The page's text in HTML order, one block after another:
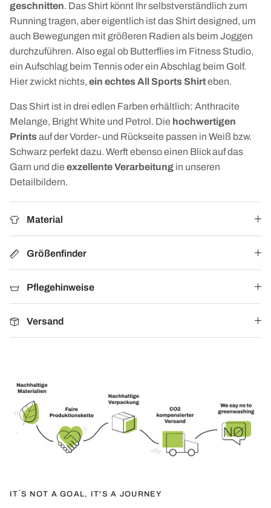
geschnitten. Das Shirt könnt Ihr selbstverständlich zum
Running tragen, aber eigentlich ist das Shirt designed, um
auch Bewegungen mit größeren Radien als beim Joggen
durchzuführen. Also egal ob Butterflies im Fitness Studio,
ein Aufschlag beim Tennis oder ein Abschlag beim Golf.
Hier zwickt nichts, ein echtes All Sports Shirteben.
Das Shirt ist in drei edlen Farben erhältlich: Anthracite
Melange, Bright White und Petrol. Die hochwertigen
Printsauf der Vorder- und Rückseite passen in Weiß bzw.
Schwarz perfekt dazu. Werft ebenso einen Blick auf das
Garn und die exzellente Verarbeitung in unseren
Detailbildern.
Material
Größenfinder
Pflegehinweise
Versand
IT´S NOT A GOAL, IT'S A JOURNEY